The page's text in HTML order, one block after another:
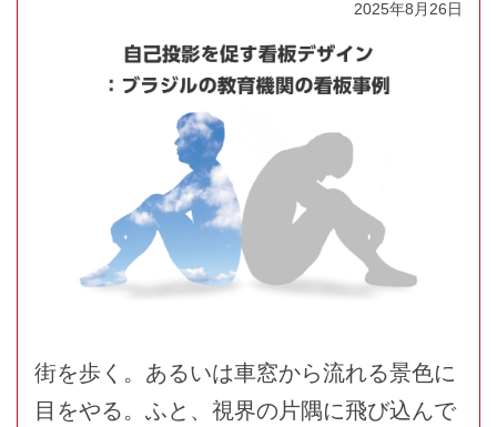
2025年8月26日
街を歩く。あるいは車窓から流れる景色に
目をやる。ふと、視界の片隅に飛び込んで